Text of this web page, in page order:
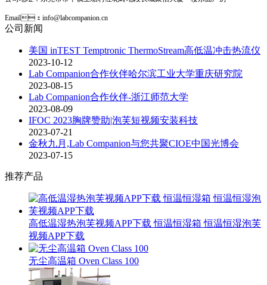
Email：info@labcompanion.cn
公司新闻
美国 inTEST Temptronic ThermoStream高低温冲击热流仪
2023-10-12
Lab Companion合作伙伴哈尔滨工业大学重庆研究院
2023-08-15
Lab Companion合作伙伴-浙江师范大学
2023-08-09
IFOC 2023胸牌赞助|泡芙短视频安装科技
2023-07-21
金秋九月,Lab Companion与您共聚CIOE中国光博会
2023-07-15
推荐产品
高低温湿热泡芙视频APP下载 恒温恒湿箱 恒温恒湿泡芙
视频APP下载
无尘高温箱 Oven Class 100